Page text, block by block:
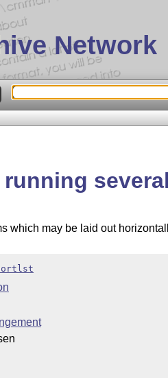
Network
which may be laid out